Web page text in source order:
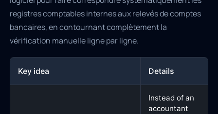
registres comptables internes aux relevés de comptes
bancaires, en contournant complètement la
vérification manuelle ligne par ligne.
Key idea Details
Instead of an
accountant